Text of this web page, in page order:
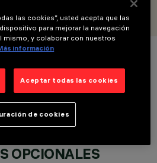
OPCIONALES
las cookies”, usted acepta que las
para mejorar la navegación
mismo, y colaborar con nuestros
información
Aceptar todas las cookies
de cookies